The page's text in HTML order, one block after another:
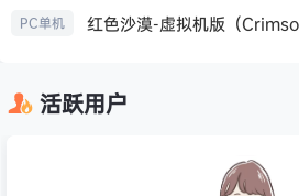
PC单机
活跃用户